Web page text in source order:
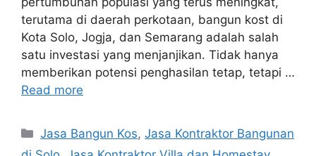
terutama di daerah perkotaan, bangun kost di
Kota Solo, Jogja, dan Semarang adalah salah
satu investasi yang menjanjikan. Tidak hanya
memberikan potensi penghasilan tetap, tetapi …
Read more
Categories
Jasa Bangun Kos,Jasa Kontraktor Bangunan